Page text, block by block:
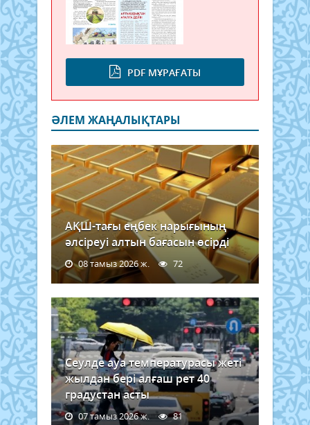
PDF МҰРАҒАТЫ
ӘЛЕМ ЖАҢАЛЫҚТАРЫ
АҚШ-тағы еңбек нарығының
әлсіреуі алтын бағасын өсірді
08 тамыз 2026 ж. 72
Сеулде ауа температурасы жеті
жылдан бері алғаш рет 40
градустан асты
07 тамыз 2026 ж. 81